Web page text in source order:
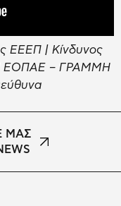
ΕΕΕΠ | Κίνδυνος
| ΕΟΠΑΕ – ΓΡΑΜΜΗ
ΜΑΣ